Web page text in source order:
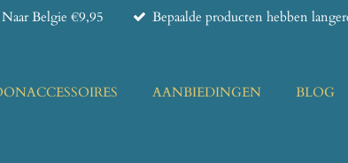
Belgie €9,95 Bepaalde producten hebben
AANBIEDINGEN BLOG